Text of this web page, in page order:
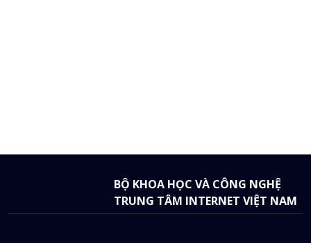
BỘ KHOA HỌC VÀ CÔNG NGHỆ
TRUNG TÂM INTERNET VIỆT NAM